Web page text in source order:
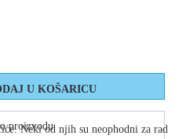
proizvodu
Neki od njih su neophodni za rad